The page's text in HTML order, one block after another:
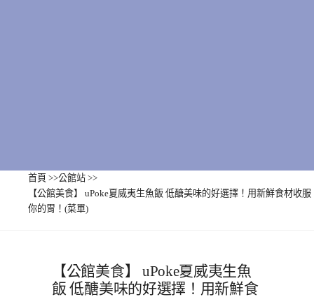
首頁 >>公館站 >>
【公館美食】 uPoke夏威夷生魚飯 低醣美味的好選擇！用新鮮食材收服
你的胃！(菜單)
【公館美食】 uPoke夏威夷生魚
飯 低醣美味的好選擇！用新鮮食